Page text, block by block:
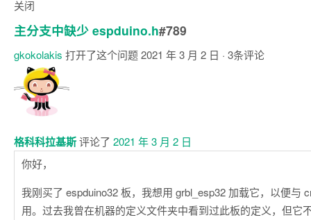
关闭
主分支中缺少 espduino.h#789
gkokolakis 打开了这个问题2021 年 3 月 2 日 · 3条评论
注
释
格科科拉基斯评论了 2021 年 3 月 2 日
你好，
我刚买了 espduino32 板，我想用 grbl_esp32 加载它，以便与
用。过去我曾在机器的定义文件夹中看到过此板的定义，但它